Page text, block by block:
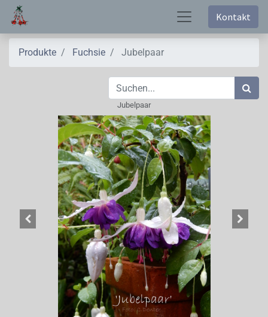
Kontakt
Produkte Fuchsie Jubelpaar
Jubelpaar